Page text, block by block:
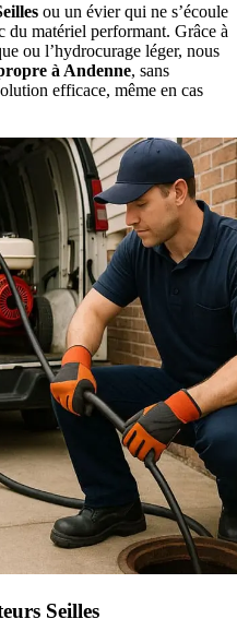
ou un évier qui ne s’écoule
matériel performant. Grâce à
ou l’hydrocurage léger, nous
à Andenne, sans
efficace, même en cas
Seilles